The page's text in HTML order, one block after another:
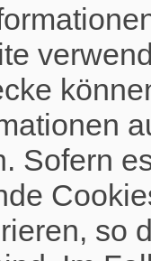
Sofern
so